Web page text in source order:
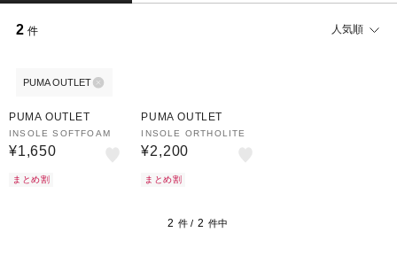
2 件 人気順
PUMA OUTLET
PUMA OUTLET
INSOLE SOFTFOAM
¥1,650
まとめ割
PUMA OUTLET
INSOLE ORTHOLITE
¥2,200
まとめ割
2 件 / 2 件中